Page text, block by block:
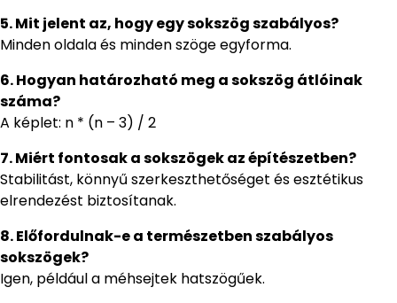
5. Mit jelent az, hogy egy sokszög szabályos?
Minden oldala és minden szöge egyforma.
6. Hogyan határozható meg a sokszög átlóinak
száma?
A képlet: n * (n – 3) / 2
7. Miért fontosak a sokszögek az építészetben?
Stabilitást, könnyű szerkeszthetőséget és esztétikus
elrendezést biztosítanak.
8. Előfordulnak-e a természetben szabályos
sokszögek?
Igen, például a méhsejtek hatszögűek.